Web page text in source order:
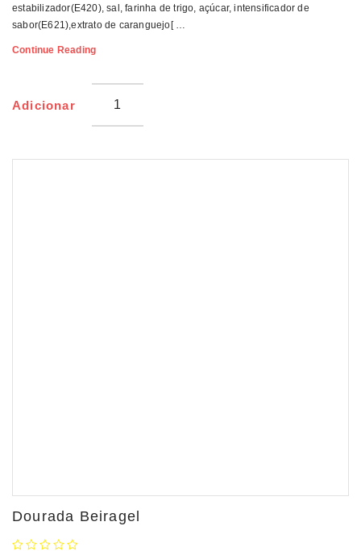
estabilizador(E420), sal, farinha de trigo, açúcar, intensificador de
sabor(E621),extrato de caranguejo[ …
Continue ReadingDelícias
Mar
Brasmar
Adicionar
Dourada Beiragel